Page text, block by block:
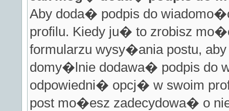
Aby doda� podpis do
profilu. Kiedy ju� to zrobisz
formularzu wysy�ania postu,
domy�lnie dodawa� podpis do
odpowiedni� opcj� w swoim
post mo�esz zadecydowa� o